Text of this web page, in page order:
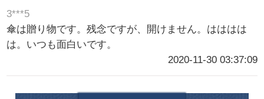
3***5
傘は贈り物です。残念ですが、開けません。はははは
は。いつも面白いです。
2020-11-30 03:37:09